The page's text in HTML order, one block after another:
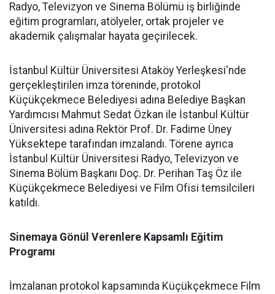
Radyo, Televizyon ve Sinema Bölümü iş birliğinde
eğitim programları, atölyeler, ortak projeler ve
akademik çalışmalar hayata geçirilecek.
İstanbul Kültür Üniversitesi Ataköy Yerleşkesi'nde
gerçekleştirilen imza töreninde, protokol
Küçükçekmece Belediyesi adına Belediye Başkan
Yardımcısı Mahmut Sedat Özkan ile İstanbul Kültür
Üniversitesi adına Rektör Prof. Dr. Fadime Üney
Yüksektepe tarafından imzalandı. Törene ayrıca
İstanbul Kültür Üniversitesi Radyo, Televizyon ve
Sinema Bölüm Başkanı Doç. Dr. Perihan Taş Öz ile
Küçükçekmece Belediyesi ve Film Ofisi temsilcileri
katıldı.
Sinemaya Gönül Verenlere Kapsamlı Eğitim
Programı
İmzalanan protokol kapsamında Küçükçekmece Film